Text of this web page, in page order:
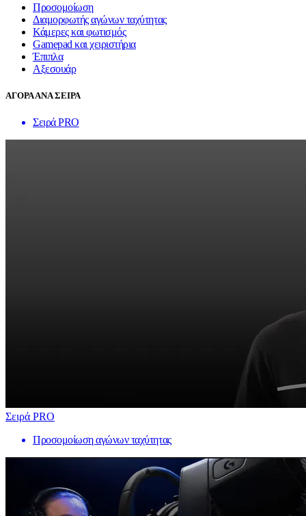
Προσομοίωση
Διαμορφωτής αγώνων ταχύτητας
Κάμερες και φωτισμός
Gamepad και χειριστήρια
Έπιπλα
Αξεσουάρ
ΑΓΟΡΑ ΑΝΑ ΣΕΙΡΑ
Σειρά PRO
Σειρά PRO
Προσομοίωση αγώνων ταχύτητας